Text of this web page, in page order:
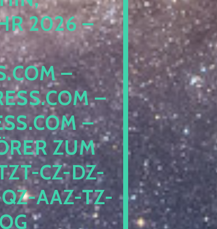
2026 – N
– D
– L
– A
ZUM S
CZ-DZ-ZZ
AAZ-TZ-HZ